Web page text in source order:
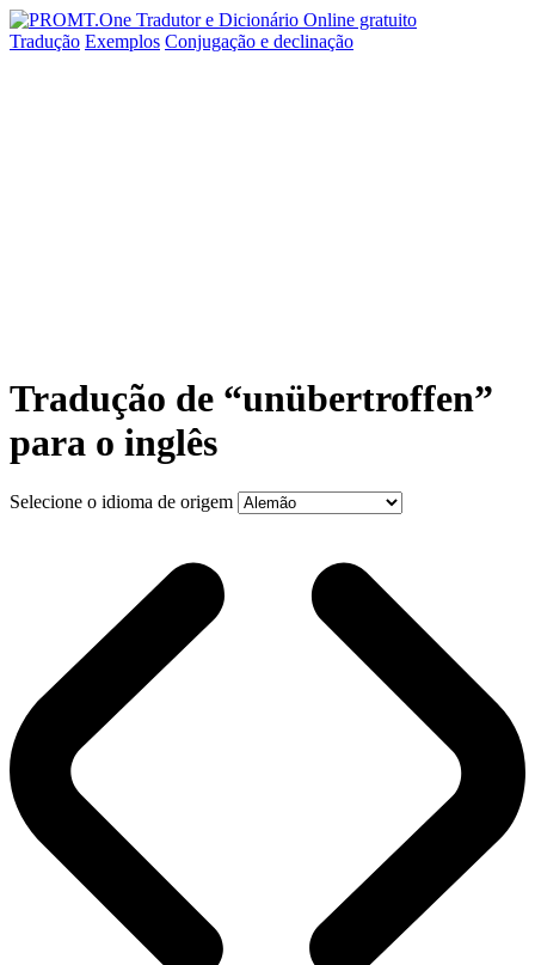
Tradução Exemplos Conjugação e declinação
Tradução de “unübertroffen”
para o inglês
Selecione o idioma de origem